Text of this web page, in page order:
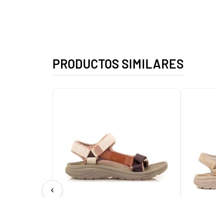
PRODUCTOS SIMILARES
chevron_left